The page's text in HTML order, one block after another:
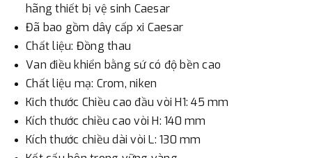
- Nếu địa điểm giao hàng khác với địa điểm thanh toán
hoặc với những đơn đặt hàng ngoài nội thành Hà Nội.
Chúng tôi sẽ thu tiền trước 100% giá trị hàng + phí vận
chuyển theo cước phí tính trong chính sách vận chuyển
bằng phương thức chuyển khoản trước khi giao hàng.
- Sau khi có thông tin xác thực đã chuyển tiền của quý
khách, chúng tôi sẽ thực hiện đơn hàng theo yêu cầu.
hãng thiết bị vệ sinh Caesar
Đã bao gồm dây cấp xi Caesar
Chất liệu: Đồng thau
Van điều khiển bằng sứ có độ bền cao
Chất liệu mạ: Crom, niken
Kich thước Chiều cao đầu vòi H1: 45 mm
Kích thước chiều cao vòi H: 140 mm
Kích thước chiều dài vòi L: 130 mm